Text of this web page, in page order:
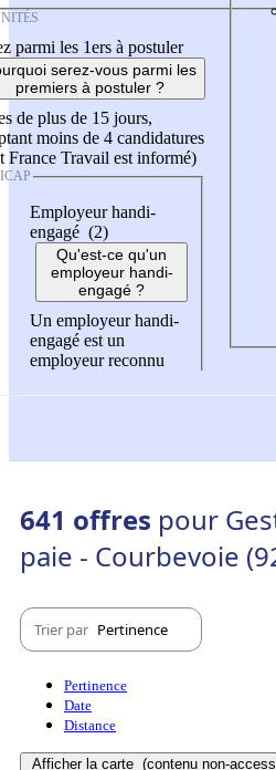
parmi les 1ers à postuler
serez-vous parmi les
premiers à postuler ?
de plus de 15 jours,
moins de 4 candidatures
France Travail est informé)
Employeur handi-
engagé (2)
Qu'est-ce qu'un
employeur handi-
engagé ?
Un employeur handi-
engagé est un
employeur reconnu
641 offres pour
paie - Courbevoie
Trier par Pertinence
Pertinence
Date
Distance
Afficher la carte (contenu non-